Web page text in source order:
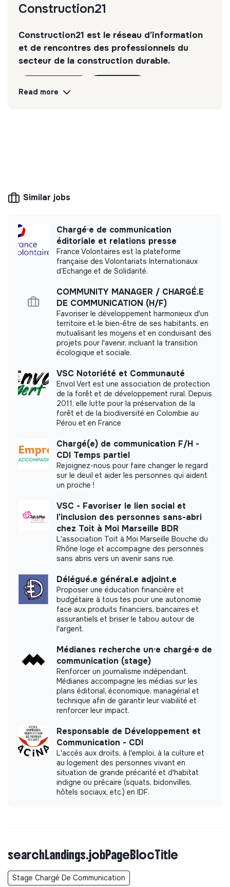
Construction21
Construction21 est le réseau d’information
et de rencontres des professionnels du
secteur de la construction durable.
ESUS company.
More information
Website
Nonprofit organization
Communication
Impact study
impact measurement.
Referenced by Shift Your Job.
Documents
Did not yet add a transparency document.
Read more
Similar jobs
Chargé·e de communication
éditoriale et relations presse
France Volontaires est la plateforme
française des Volontariats Internationaux
d’Echange et de Solidarité.
COMMUNITY MANAGER / CHARGÉ.E
DE COMMUNICATION (H/F)
Favoriser le développement harmonieux d'un
territoire et le bien-être de ses habitants, en
mutualisant les moyens et en conduisant des
projets pour l'avenir, incluant la transition
écologique et sociale.
VSC Notoriété et Communauté
Envol Vert est une association de protection
de la forêt et de développement rural. Depuis
2011, elle lutte pour la préservation de la
forêt et de la biodiversité en Colombie au
Pérou et en France
Chargé(e) de communication F/H -
CDI Temps partiel
Rejoignez-nous pour faire changer le regard
sur le deuil et aider les personnes qui aident
un proche !
VSC - Favoriser le lien social et
l’inclusion des personnes sans-abri
chez Toit à Moi Marseille BDR
L'association Toit à Moi Marseille Bouche du
Rhône loge et accompagne des personnes
sans abris vers un avenir sans rue.
Délégué.e général.e adjoint.e
Proposer une éducation financière et
budgétaire à tous·tes pour une autonomie
face aux produits financiers, bancaires et
assurantiels et briser le tabou autour de
l'argent.
Médianes recherche un·e chargé·e de
communication (stage)
Renforcer un journalisme indépendant.
Médianes accompagne les médias sur les
plans éditorial, économique, managérial et
technique afin de garantir leur viabilité et
renforcer leur impact.
Responsable de Développement et
Communication - CDI
L'accès aux droits, à l'emploi, à la culture et
au logement des personnes vivant en
situation de grande précarité et d'habitat
indigne ou précaire (squats, bidonvilles,
hôtels sociaux, etc.) en IDF.
searchLandings.jobPageBlocTitle
Stage Chargé De Communication